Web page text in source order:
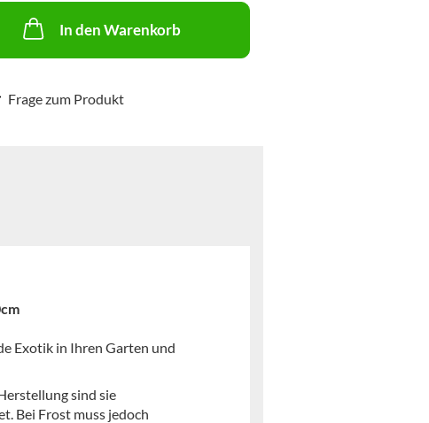
In den Warenkorb
Frage zum Produkt
Exotik in Ihren Garten und
sind sie
Bei Frost muss jedoch